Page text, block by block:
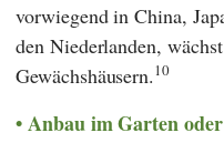
vorwiegend in China,
den Niederlanden,
Gewächshäusern.10
Anbau im Garten